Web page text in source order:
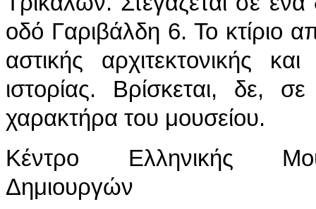
οδό Γαριβάλδη 6. Το κτίριο
αστικής αρχιτεκτονικής
ιστορίας. Βρίσκεται, δε,
χαρακτήρα του μουσείου.
Κέντρο Ελληνικής
Δημιουργών